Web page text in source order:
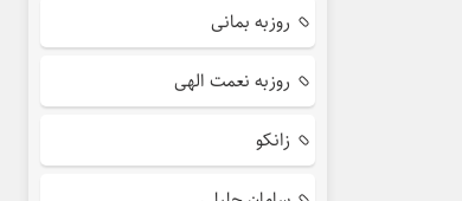
روزبه بمانی
روزبه نعمت الهی
زانکو